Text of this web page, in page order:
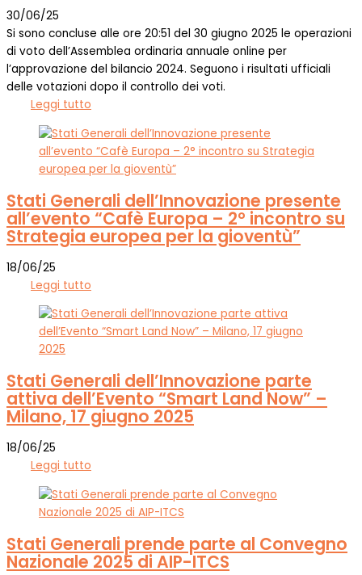
30/06/25
Si sono concluse alle ore 20:51 del 30 giugno 2025 le operazioni
di voto dell’Assemblea ordinaria annuale online per
l’approvazione del bilancio 2024. Seguono i risultati ufficiali
delle votazioni dopo il controllo dei voti.
Leggi tutto
Stati Generali dell’Innovazione presente
all’evento “Cafè Europa – 2° incontro su
Strategia europea per la gioventù”
18/06/25
Leggi tutto
Stati Generali dell’Innovazione parte
attiva dell’Evento “Smart Land Now” –
Milano, 17 giugno 2025
18/06/25
Leggi tutto
Stati Generali prende parte al Convegno
Nazionale 2025 di AIP-ITCS